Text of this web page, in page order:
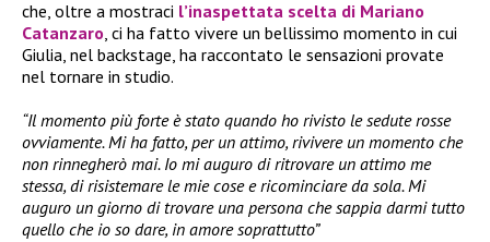
che, oltre a mostraci l’inaspettata scelta di Mariano
Catanzaro, ci ha fatto vivere un bellissimo momento in cui
Giulia, nel backstage, ha raccontato le sensazioni provate
nel tornare in studio.
“Il momento più forte è stato quando ho rivisto le sedute rosse
ovviamente. Mi ha fatto, per un attimo, rivivere un momento che
non rinnegherò mai. Io mi auguro di ritrovare un attimo me
stessa, di risistemare le mie cose e ricominciare da sola. Mi
auguro un giorno di trovare una persona che sappia darmi tutto
quello che io so dare, in amore soprattutto”